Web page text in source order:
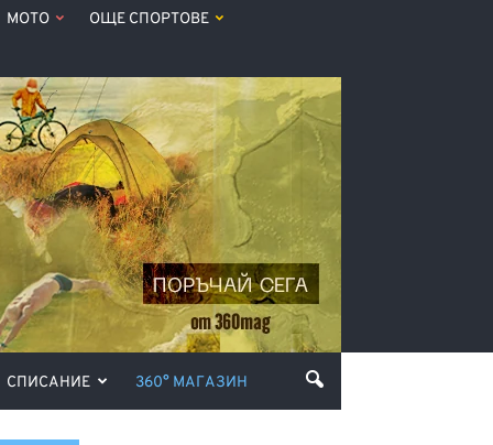
МОТО ОЩЕ СПОРТОВЕ
СПИСАНИЕ 360° МАГАЗИН